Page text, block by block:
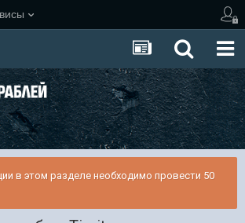
в этом разделе необходимо провести 50